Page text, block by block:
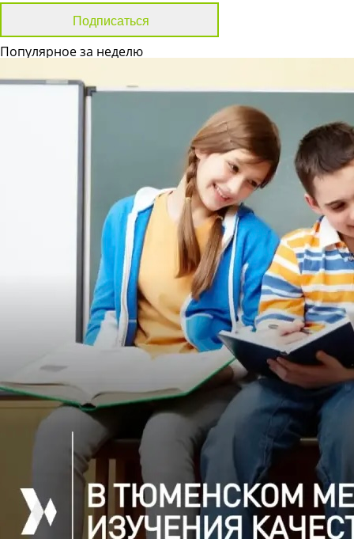
Популярное за неделю